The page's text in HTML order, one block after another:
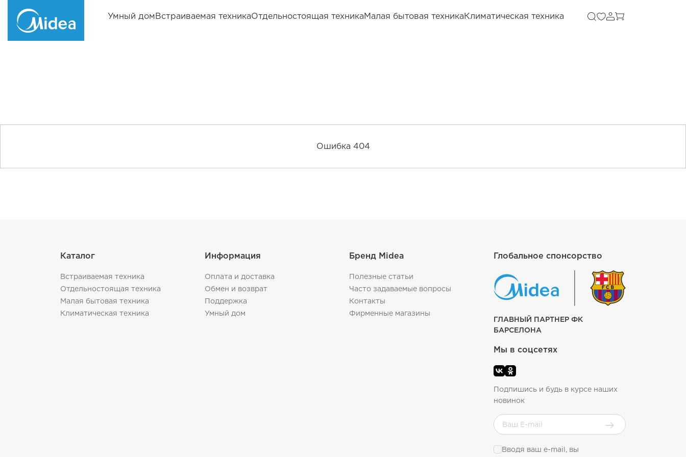
Умный домВстраиваемая техникаОтдельностоящая техникаМалая бытовая техникаКлиматическая техника
Ошибка 404
Каталог
Встраиваемая техника
Отдельностоящая техника
Малая бытовая техника
Климатическая техника
Информация
Оплата и доставка
Обмен и возврат
Поддержка
Умный дом
Бренд Midea
Полезные статьи
Часто задаваемые вопросы
Контакты
Фирменные магазины
Глобальное спонсорство
ГЛАВНЫЙ ПАРТНЕР ФК
БАРСЕЛОНА
Мы в соцсетях
Подпишись и будь в курсе наших
новинок
Вводя ваш e-mail, вы